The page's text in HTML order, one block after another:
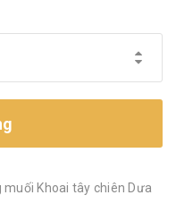
Khoai tây chiên Dưa